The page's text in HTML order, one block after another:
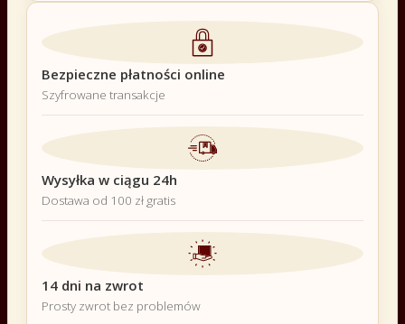
Bezpieczne płatności online
Szyfrowane transakcje
Wysyłka w ciągu 24h
Dostawa od 100 zł gratis
14 dni na zwrot
Prosty zwrot bez problemów